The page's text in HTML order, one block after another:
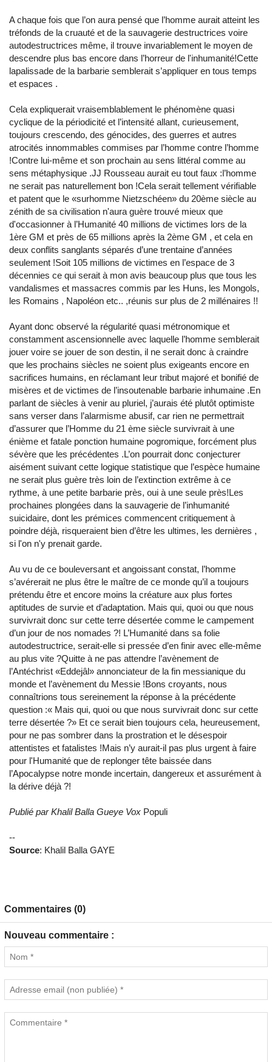
A chaque fois que l’on aura pensé que l’homme aurait atteint les
tréfonds de la cruauté et de la sauvagerie destructrices voire
autodestructrices même, il trouve invariablement le moyen de
descendre plus bas encore dans l’horreur de l'inhumanité!Cette
lapalissade de la barbarie semblerait s’appliquer en tous temps
et espaces .
Cela expliquerait vraisemblablement le phénomène quasi
cyclique de la périodicité et l’intensité allant, curieusement,
toujours crescendo, des génocides, des guerres et autres
atrocités innommables commises par l’homme contre l’homme
!Contre lui-même et son prochain au sens littéral comme au
sens métaphysique .JJ Rousseau aurait eu tout faux :l’homme
ne serait pas naturellement bon !Cela serait tellement vérifiable
et patent que le «surhomme Nietzschéen» du 20ème siècle au
zénith de sa civilisation n'aura guère trouvé mieux que
d'occasionner à l’Humanité 40 millions de victimes lors de la
1ère GM et près de 65 millions après la 2ème GM , et cela en
deux conflits sanglants séparés d’une trentaine d’années
seulement !Soit 105 millions de victimes en l’espace de 3
décennies ce qui serait à mon avis beaucoup plus que tous les
vandalismes et massacres commis par les Huns, les Mongols,
les Romains , Napoléon etc.. ,réunis sur plus de 2 millénaires !!
Ayant donc observé la régularité quasi métronomique et
constamment ascensionnelle avec laquelle l’homme semblerait
jouer voire se jouer de son destin, il ne serait donc à craindre
que les prochains siècles ne soient plus exigeants encore en
sacrifices humains, en réclamant leur tribut majoré et bonifié de
misères et de victimes de l’insoutenable barbarie inhumaine .En
parlant de siècles à venir au pluriel, j’aurais été plutôt optimiste
sans verser dans l’alarmisme abusif, car rien ne permettrait
d’assurer que l’Homme du 21 ème siècle survivrait à une
énième et fatale ponction humaine pogromique, forcément plus
sévère que les précédentes .L’on pourrait donc conjecturer
aisément suivant cette logique statistique que l’espèce humaine
ne serait plus guère très loin de l’extinction extrême à ce
rythme, à une petite barbarie près, oui à une seule près!Les
prochaines plongées dans la sauvagerie de l’inhumanité
suicidaire, dont les prémices commencent critiquement à
poindre déjà, risqueraient bien d’être les ultimes, les dernières ,
si l'on n'y prenait garde.
Au vu de ce bouleversant et angoissant constat, l’homme
s’avérerait ne plus être le maître de ce monde qu’il a toujours
prétendu être et encore moins la créature aux plus fortes
aptitudes de survie et d’adaptation. Mais qui, quoi ou que nous
survivrait donc sur cette terre désertée comme le campement
d’un jour de nos nomades ?! L’Humanité dans sa folie
autodestructrice, serait-elle si pressée d’en finir avec elle-même
au plus vite ?Quitte à ne pas attendre l’avènement de
l’Antéchrist «Eddejâl» annonciateur de la fin messianique du
monde et l’avènement du Messie !Bons croyants, nous
connaîtrions tous sereinement la réponse à la précédente
question :« Mais qui, quoi ou que nous survivrait donc sur cette
terre désertée ?» Et ce serait bien toujours cela, heureusement,
pour ne pas sombrer dans la prostration et le désespoir
attentistes et fatalistes !Mais n’y aurait-il pas plus urgent à faire
pour l'Humanité que de replonger tête baissée dans
l’Apocalypse notre monde incertain, dangereux et assurément à
la dérive déjà ?!
Publié par Khalil Balla Gueye Vox Populi
--
Source: Khalil Balla GAYE
Commentaires (0)
Nouveau commentaire :